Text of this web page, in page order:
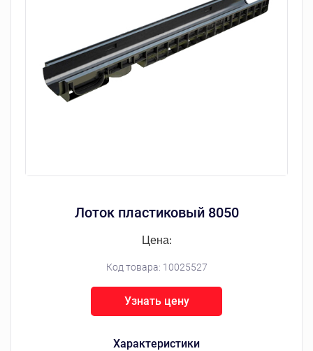
Лоток пластиковый 8050
Код товара: 10025527
Цена:
Характеристики
Узнать цену